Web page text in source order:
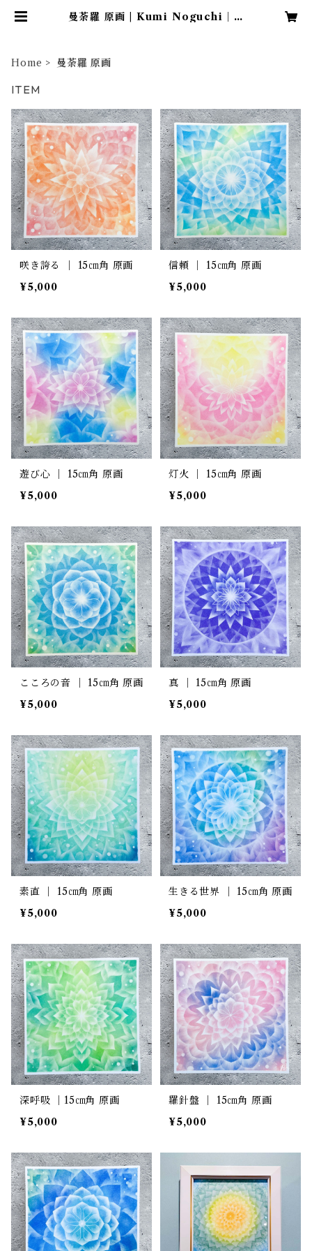
曼荼羅 原画 | Kumi Noguchi｜O
Home 曼荼羅 原画
ITEM
咲き誇る ｜ 15㎝角 原画
¥5,000
信頼 ｜ 15㎝角 原画
¥5,000
遊び心 ｜ 15㎝角 原画
¥5,000
灯火 ｜ 15㎝角 原画
¥5,000
こころの音 ｜ 15㎝角 原画
¥5,000
真 ｜ 15㎝角 原画
¥5,000
素直 ｜ 15㎝角 原画
¥5,000
生きる世界 ｜ 15㎝角 原画
¥5,000
深呼吸 ｜15㎝角 原画
¥5,000
羅針盤 ｜ 15㎝角 原画
¥5,000